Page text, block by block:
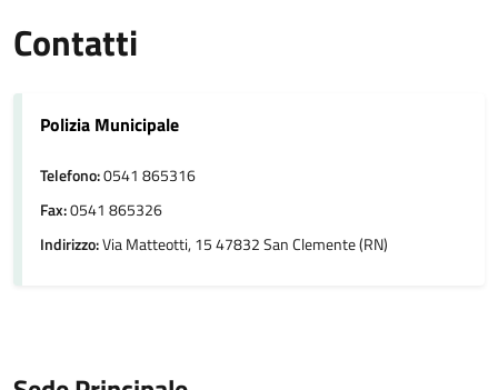
Contatti
Polizia Municipale
Telefono:0541 865316
Fax:0541 865326
Indirizzo:Via Matteotti, 15 47832 San Clemente (RN)